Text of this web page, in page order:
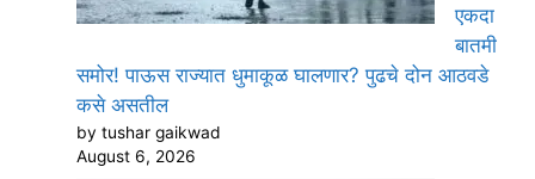
एकदा
बातमी
समोर! पाऊस राज्यात धुमाकूळ घालणार? पुढचे दोन आठवडे
कसे असतील
by tushar gaikwad
August 6, 2026